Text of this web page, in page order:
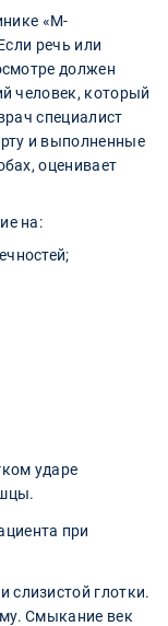
«М-
речь или
должен
человек, который
специалист
и выполненные
оценивает
на:
ударе
при
слизистой глотки.
Смыкание век